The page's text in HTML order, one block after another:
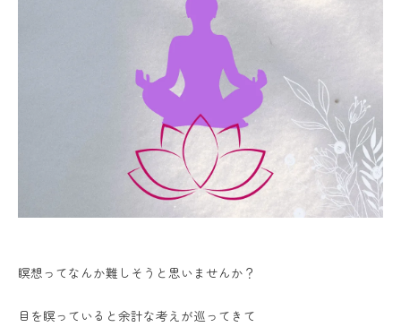
瞑想ってなんか難しそうと思いませんか？
目を瞑っていると余計な考えが巡ってきて